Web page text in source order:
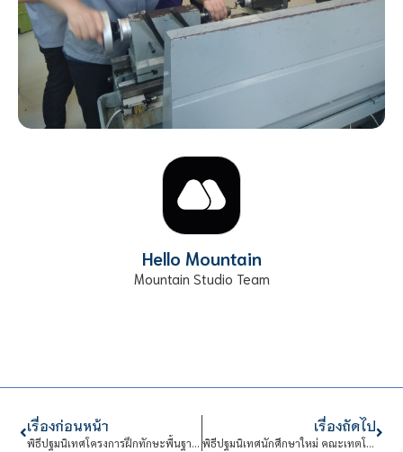
Hello Mountain
Mountain Studio Team
เรื่องก่อนหน้า
พิธีปฐมนิเทศโครงการฝึกทักษะพื้นฐานทางช่างสำหรับนักศึกษาใหม่ ประจำปีการศึกษา 2562
เรื่องถัดไป
พิธีปฐมนิเทศนักศึกษาใหม่ คณะเทตโนฯ